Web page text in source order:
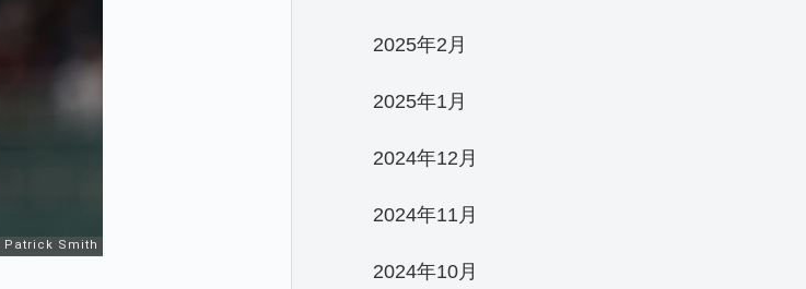
2025年2月
2025年1月
2024年12月
2024年11月
2024年10月